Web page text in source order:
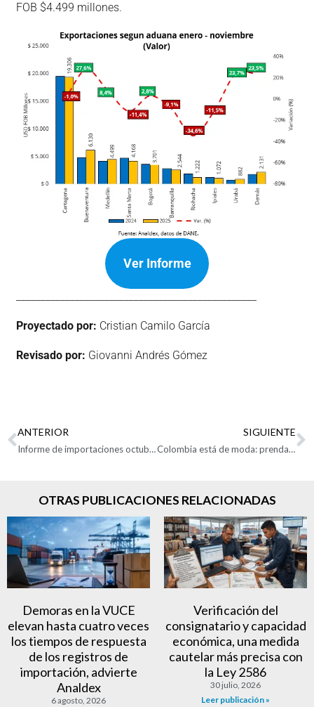
FOB $4.499 millones.
Ver Informe
Proyectado por: Cristian Camilo García
Revisado por: Giovanni Andrés Gómez
ANTERIOR
Informe de importaciones octubre 2025
SIGUIENTE
Colombia está de moda: prendas y textiles crecieron 2% en sus exportaciones
OTRAS PUBLICACIONES RELACIONADAS
Demoras en la VUCE
elevan hasta cuatro veces
los tiempos de respuesta
de los registros de
importación, advierte
Analdex
6 agosto, 2026
Verificación del
consignatario y capacidad
económica, una medida
cautelar más precisa con
la Ley 2586
30 julio, 2026
Leer publicación »